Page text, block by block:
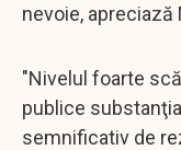
nevoie, apreciază
"Nivelul foarte
publice
semnificativ de